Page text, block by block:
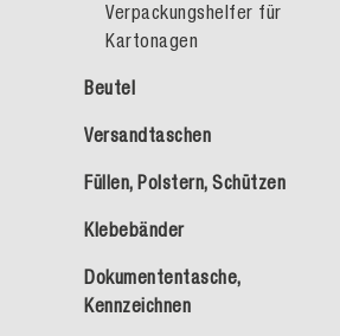
Verpackungshelfer für
Kartonagen
Beutel
Versandtaschen
Füllen, Polstern, Schützen
Klebebänder
Dokumententasche,
Kennzeichnen